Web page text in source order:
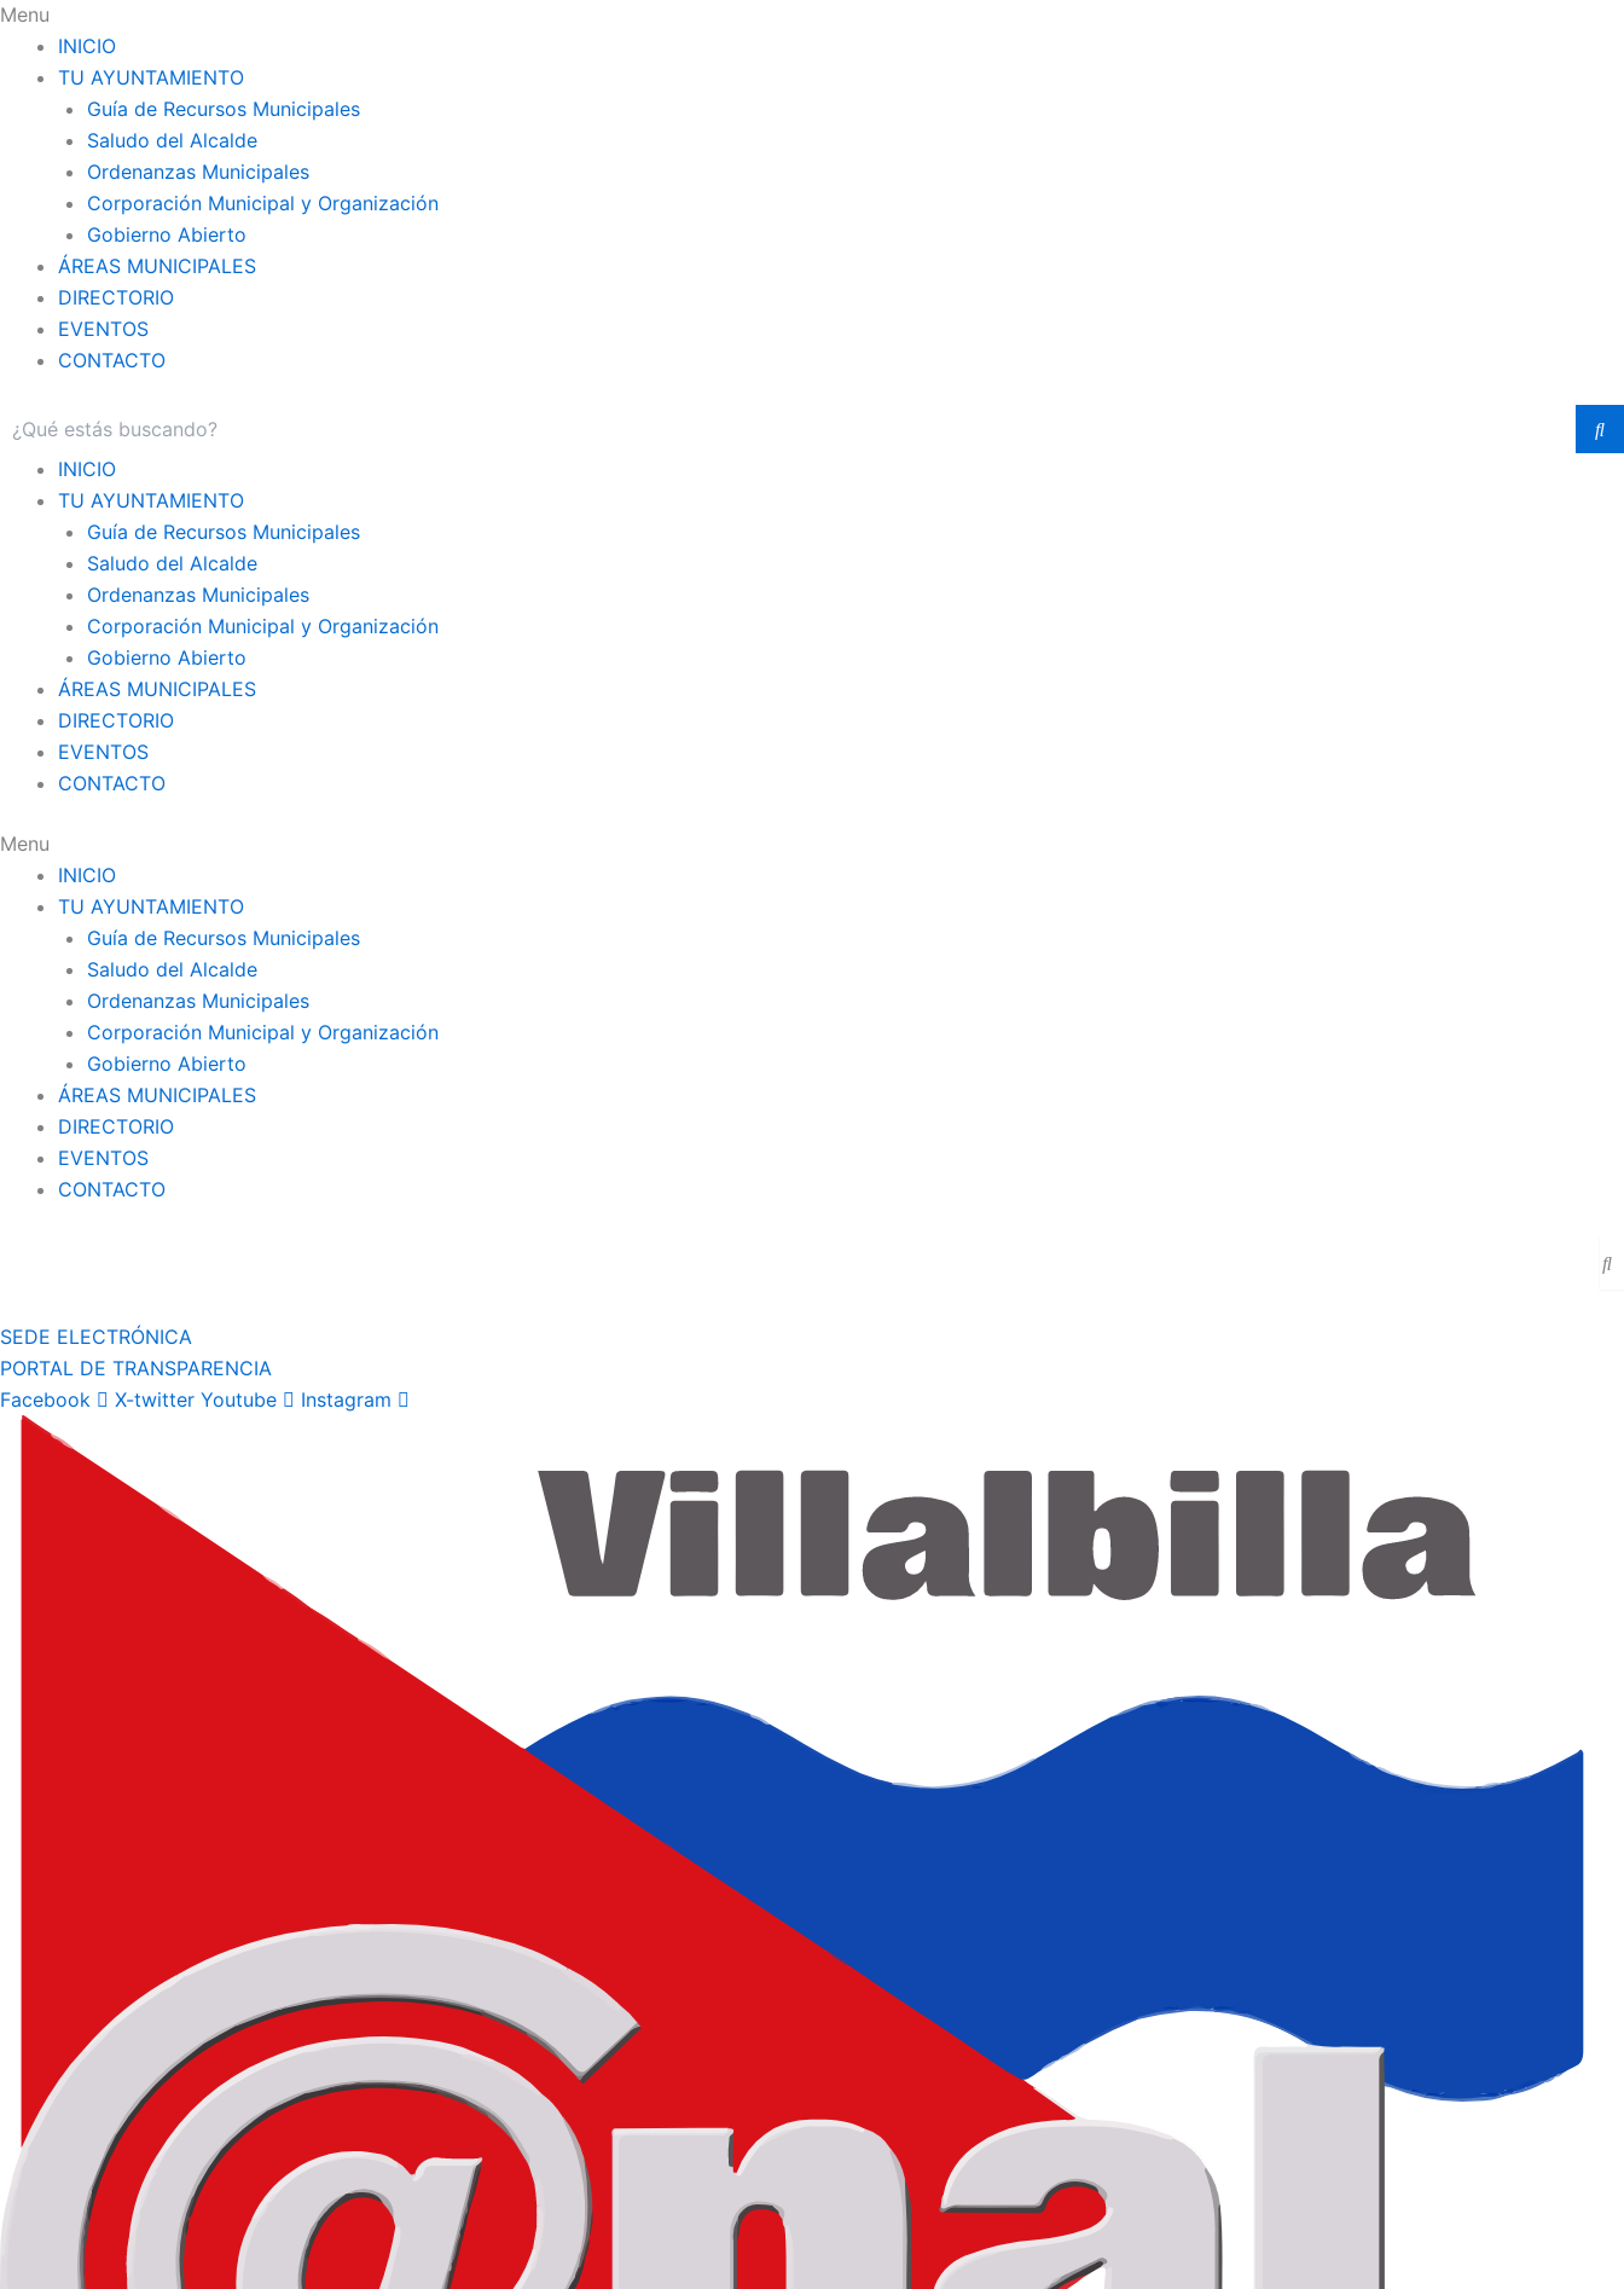
Menu
INICIO
TU AYUNTAMIENTO
Guía de Recursos Municipales
Saludo del Alcalde
Ordenanzas Municipales
Corporación Municipal y Organización
Gobierno Abierto
ÁREAS MUNICIPALES
DIRECTORIO
EVENTOS
CONTACTO
INICIO
TU AYUNTAMIENTO
Guía de Recursos Municipales
Saludo del Alcalde
Ordenanzas Municipales
Corporación Municipal y Organización
Gobierno Abierto
ÁREAS MUNICIPALES
DIRECTORIO
EVENTOS
CONTACTO
Menu
INICIO
TU AYUNTAMIENTO
Guía de Recursos Municipales
Saludo del Alcalde
Ordenanzas Municipales
Corporación Municipal y Organización
Gobierno Abierto
ÁREAS MUNICIPALES
DIRECTORIO
EVENTOS
CONTACTO
SEDE ELECTRÓNICA
PORTAL DE TRANSPARENCIA
Facebook
X-twitter Youtube Instagram